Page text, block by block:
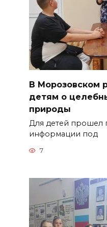
В Морозовском
детям о
природы
Для детей прошел
информации под
7